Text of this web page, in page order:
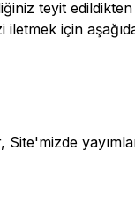
teyit
için